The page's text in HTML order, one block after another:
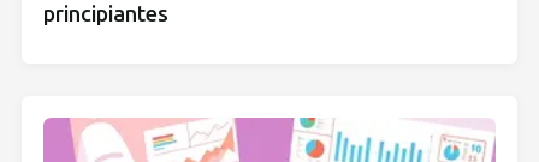
principiantes